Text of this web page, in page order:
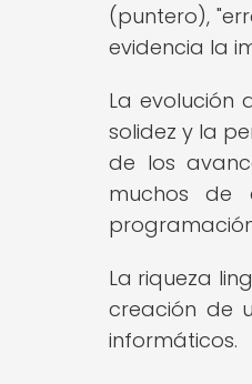
(puntero),
evidencia la
La evolución
solidez y la
de los
muchos de
La riqueza
creación de
informáticos.